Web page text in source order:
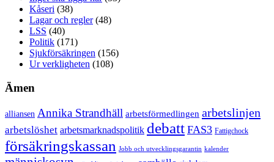
Kåseri (38)
Lagar och regler(48)
LSS (40)
Politik (171)
Sjukförsäkringen (156)
Ur verkligheten (108)
Ämen
alliansen Annika Strandhäll arbetsförmedlingen arbetslinjen
arbetslöshet arbetsmarknadspolitik debatt FAS3 Fattigchock
försäkringskassan Jobb och utvecklingsgarantin kalender